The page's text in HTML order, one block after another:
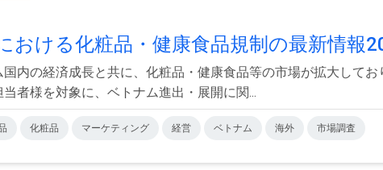
おける化粧品・健康食品規制の最新情報
内の経済成長と共に、化粧品・健康食品等の市場が拡大して
者様を対象に、ベトナム進出・展開に関...
化粧品 マーケティング 経営 ベトナム 海外 市場調査